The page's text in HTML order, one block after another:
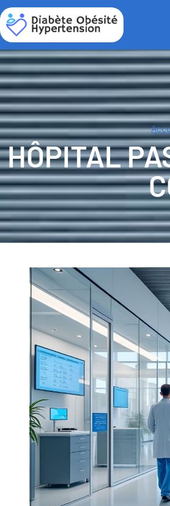
HÔPITAL